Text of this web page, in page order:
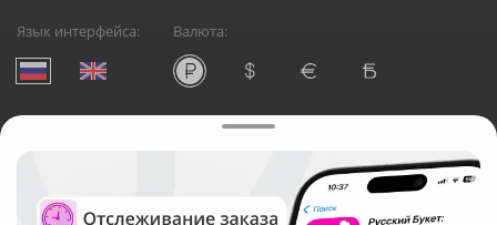
Язык интерфейса: Валюта:
Служба круглосуточной доставки цветов в Кемерово
Русский Букет, 2026
Общество с ограниченной ответственностью «Технология»
ОГРН: 1195476081745, ИНН: 5410081997